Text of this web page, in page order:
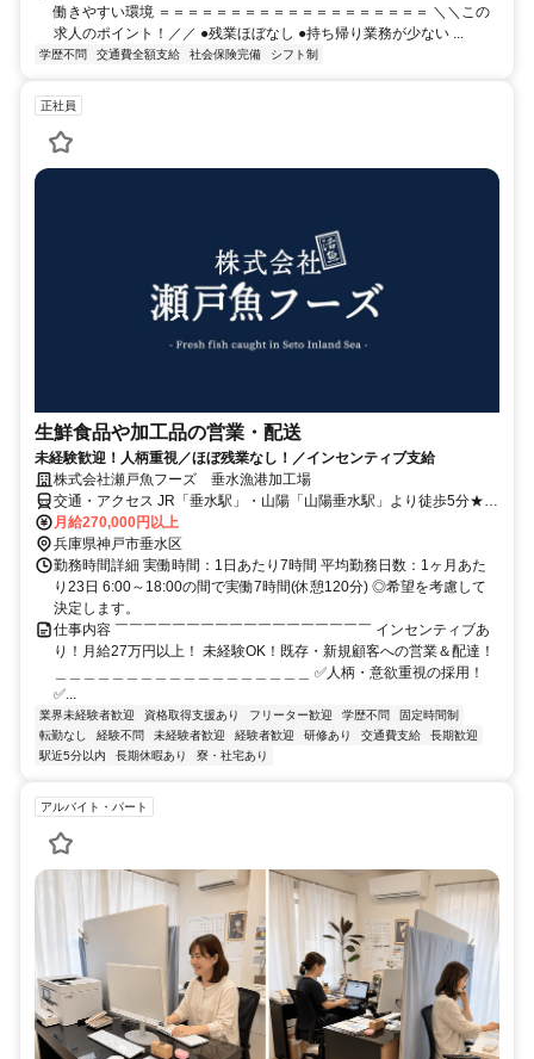
働きやすい環境 ＝＝＝＝＝＝＝＝＝＝＝＝＝＝＝＝＝＝＝ ＼＼この
求人のポイント！／／ ●残業ほぼなし ●持ち帰り業務が少ない ...
学歴不問 交通費全額支給 社会保険完備 シフト制
正社員
生鮮食品や加工品の営業・配送
未経験歓迎！人柄重視／ほぼ残業なし！／インセンティブ支給
株式会社瀬戸魚フーズ 垂水漁港加工場
交通・アクセス JR「垂水駅」・山陽「山陽垂水駅」より徒歩5分★マ
イカー通勤OK(社用車貸与)★U・Iターン歓迎！無料の社員寮あり
月給270,000円以上
兵庫県神戸市垂水区
勤務時間詳細 実働時間：1日あたり7時間 平均勤務日数：1ヶ月あた
り23日 6:00～18:00の間で実働7時間(休憩120分) ◎希望を考慮して
決定します。
仕事内容 ￣￣￣￣￣￣￣￣￣￣￣￣￣￣￣￣￣￣ インセンティブあ
り！月給27万円以上！ 未経験OK！既存・新規顧客への営業＆配達！
＿＿＿＿＿＿＿＿＿＿＿＿＿＿＿＿＿＿ ✅人柄・意欲重視の採用！
✅...
業界未経験者歓迎 資格取得支援あり フリーター歓迎 学歴不問
固定時間制
転勤なし
経験不問 未経験者歓迎 経験者歓迎 研修あり 交通費支給
長期歓迎
駅近5分以内
長期休暇あり 寮・社宅あり
アルバイト・パート